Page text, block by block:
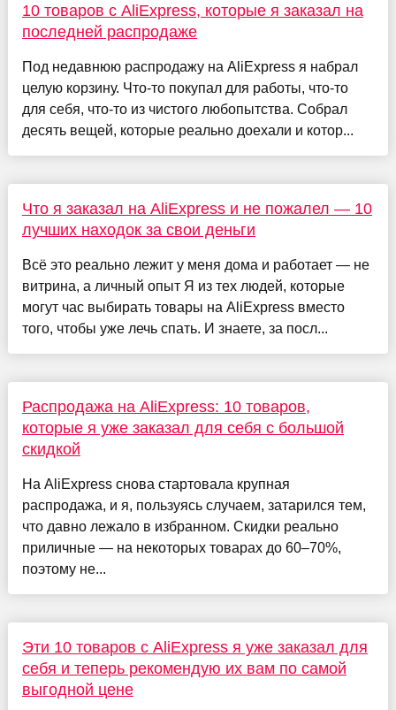
10 товаров с AliExpress, которые я заказал на
последней распродаже
Под недавнюю распродажу на AliExpress я набрал
целую корзину. Что-то покупал для работы, что-то
для себя, что-то из чистого любопытства. Собрал
десять вещей, которые реально доехали и котор...
Что я заказал на AliExpress и не пожалел — 10
лучших находок за свои деньги
Всё это реально лежит у меня дома и работает — не
витрина, а личный опыт Я из тех людей, которые
могут час выбирать товары на AliExpress вместо
того, чтобы уже лечь спать. И знаете, за посл...
Распродажа на AliExpress: 10 товаров,
которые я уже заказал для себя с большой
скидкой
На AliExpress снова стартовала крупная
распродажа, и я, пользуясь случаем, затарился тем,
что давно лежало в избранном. Скидки реально
приличные — на некоторых товарах до 60–70%,
поэтому не...
Эти 10 товаров с AliExpress я уже заказал для
себя и теперь рекомендую их вам по самой
выгодной цене